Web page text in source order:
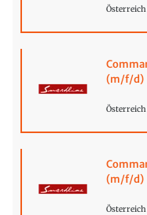
Österreich
(m/f/d)
Österreich
(m/f/d)
Österreich